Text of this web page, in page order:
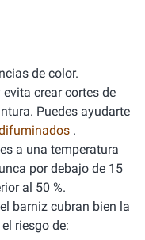
de color.
crear cortes de
Puedes ayudarte
.
a una temperatura
por debajo de 15
al 50 %.
barniz cubran bien la
riesgo de: